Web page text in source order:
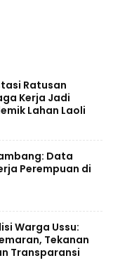
Ratusan
Kerja Jadi
Lahan Laoli
Data
Perempuan di
Warga Ussu:
Tekanan
Transparansi